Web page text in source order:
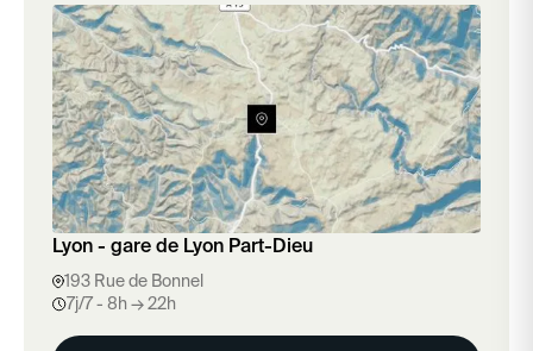
Lyon - gare de Lyon Part-Dieu
193 Rue de Bonnel
7j/7 - 8h → 22h